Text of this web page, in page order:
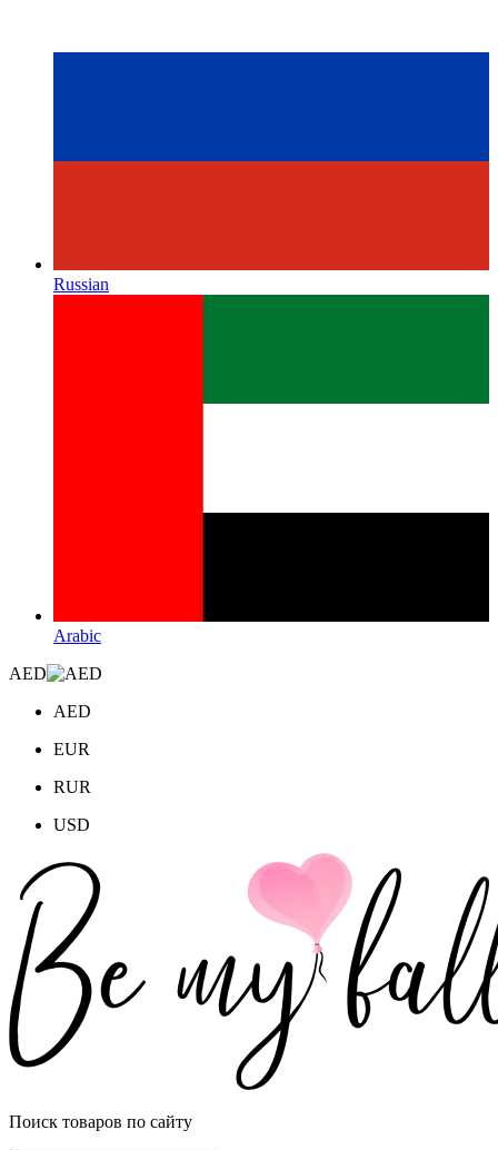
Russian
Arabic
AED
AED
EUR
RUR
USD
Поиск товаров по сайту